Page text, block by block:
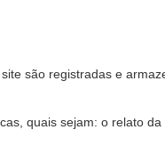
são registradas e
quais sejam: o relato